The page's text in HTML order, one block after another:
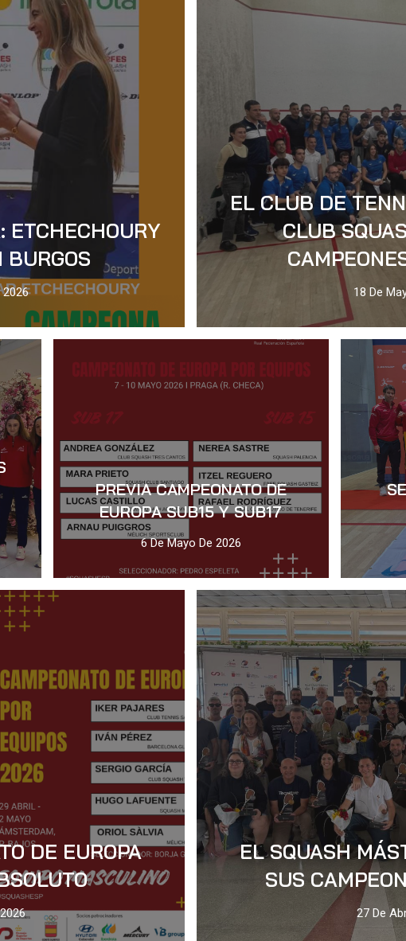
ETCHECHOURY
BURGOS
2026
EL CLUB DE
CLUB
18 De
PREVIA CAMPEONATO DE
EUROPA SUB15 Y SUB17
6 De Mayo De 2026
DE EUROPA
EL SQUASH
SUS
27 De